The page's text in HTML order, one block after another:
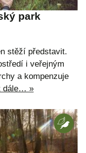
park
stěží představit.
i veřejným
a kompenzuje
dále… »